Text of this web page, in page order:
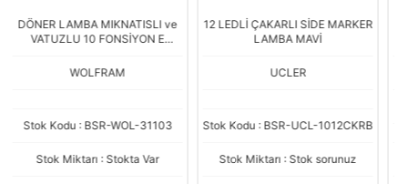
12 LEDLİ ÇAKARLI SİDE MARKER
LAMBA MAVİ
UCLER
Stok Kodu : BSR-UCL-1012CKRB
Stok Miktarı : Stok sorunuz
24V LED T10 5W BÜYÜK DİPSİZ
(MAVİ)(YEŞİL) SET
İNW-008001
Stok Kodu : G-İNW008 001